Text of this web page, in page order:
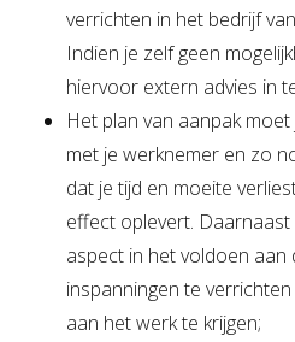
verrichten in het bedrijf
Indien je zelf geen
hiervoor extern advies in
Het plan van aanpak
met je werknemer en zo
dat je tijd en moeite
effect oplevert.
aspect in het voldoen aan
inspanningen te
aan het werk te krijgen;